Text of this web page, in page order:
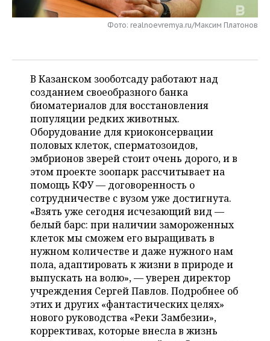
ТЕЛЕКОММУНИКАЦИИ
БИЗНЕС-БРАНЧИ
ФУТБОЛ
ВОЛЕЙБОЛ
КИБЕРСПОРТ
ФИГУРНОЕ КАТАНИЕ
ВОДНЫЕ ВИДЫ СПОРТА
ХОККЕЙ С МЯЧОМ
НОВОСТИ ОБЩЕСТВА
ИСТОРИЯ
КУЛЬТУРА
МЕДИЦИНА
ОБРАЗОВАНИЕ
ПРОИСШЕСТВИЯ
ФОТОГАЛЕРЕЯ
СПИСОК ПЕРСОН
СПИСОК КОМПАНИЙ
ПОЛНАЯ ВЕРСИЯ
Фото: realnoevremya.ru/Максим Платонов
В Казанском зооботсаду работают над
созданием своеобразного банка
биоматериалов для восстановления
популяции редких животных.
Оборудование для криоконсервации
половых клеток, сперматозоидов,
эмбрионов зверей стоит очень дорого, и в
этом проекте зоопарк рассчитывает на
помощь КФУ — договоренность о
сотрудничестве с вузом уже достигнута.
«Взять уже сегодня исчезающий вид —
белый барс: при наличии замороженных
клеток мы сможем его выращивать в
нужном количестве и даже нужного нам
пола, адаптировать к жизни в природе и
выпускать на волю», — уверен директор
учреждения Сергей Павлов. Подробнее об
этих и других «фантастических целях»
нового руководства «Реки Замбезии»,
коррективах, которые внесла в жизнь